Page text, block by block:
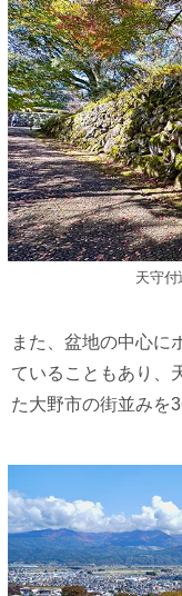
天守付
また、盆地の中心に
ていることもあり、
た大野市の街並みを